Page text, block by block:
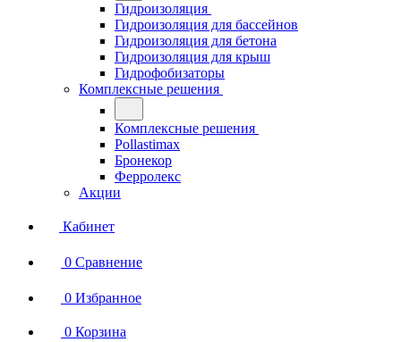
Гидроизоляция
Гидроизоляция для бассейнов
Гидроизоляция для бетона
Гидроизоляция для крыш
Гидрофобизаторы
Комплексные решения
Комплексные решения
Pollastimax
Бронекор
Ферролекс
Акции
Кабинет
0 Сравнение
0 Избранное
0 Корзина